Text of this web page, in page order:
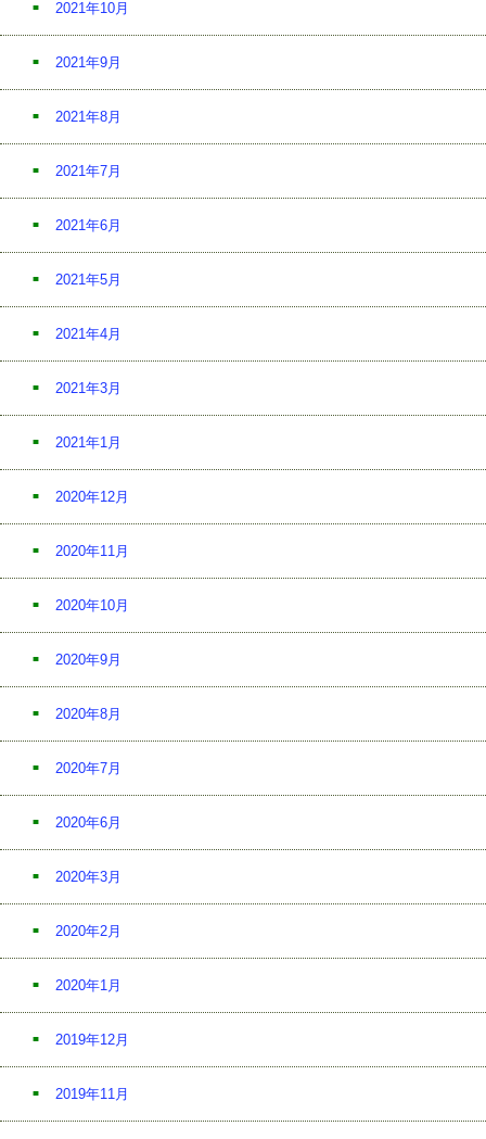
2021年10月
2021年9月
2021年8月
2021年7月
2021年6月
2021年5月
2021年4月
2021年3月
2021年1月
2020年12月
2020年11月
2020年10月
2020年9月
2020年8月
2020年7月
2020年6月
2020年3月
2020年2月
2020年1月
2019年12月
2019年11月